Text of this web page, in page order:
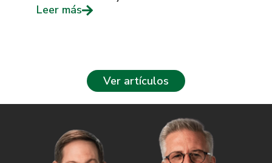
Leer más
Ver artículos